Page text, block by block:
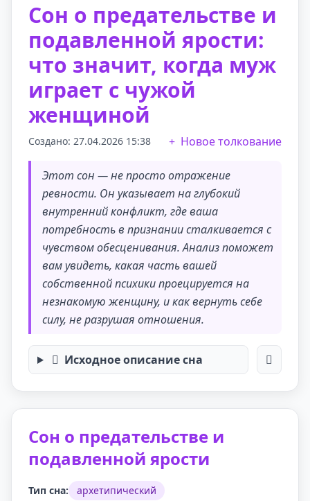
Сон о предательстве и
подавленной ярости:
что значит, когда муж
играет с чужой
женщиной
Создано: 27.04.2026 15:38 Новое толкование
Этот сон — не просто отражение
ревности. Он указывает на глубокий
внутренний конфликт, где ваша
потребность в признании сталкивается с
чувством обесценивания. Анализ поможет
вам увидеть, какая часть вашей
собственной психики проецируется на
незнакомую женщину, и как вернуть себе
силу, не разрушая отношения.
Исходное описание сна
Сон о предательстве и
подавленной ярости
Тип сна: архетипический